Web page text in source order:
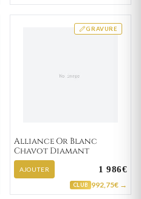
GRAVURE
Alliance Or Blanc
Chavot Diamant
AJOUTER 1 986€
CLUB 992,75€ →